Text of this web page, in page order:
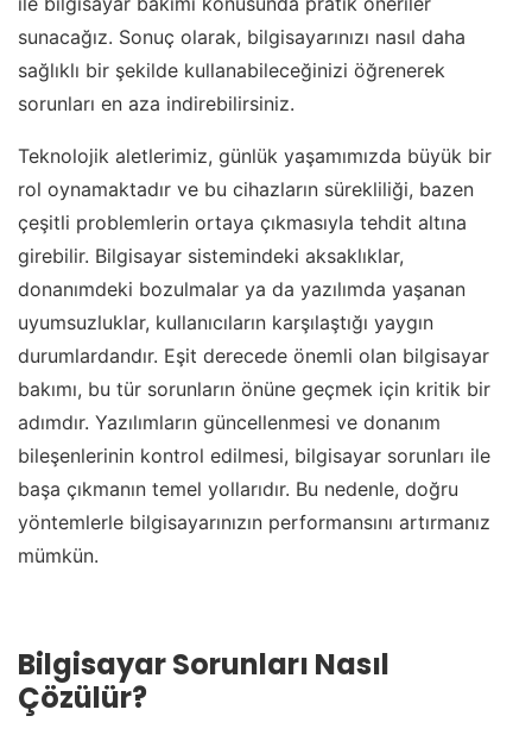
sunacağız. Sonuç olarak, bilgisayarınızı nasıl daha
sağlıklı bir şekilde kullanabileceğinizi öğrenerek
sorunları en aza indirebilirsiniz.
Teknolojik aletlerimiz, günlük yaşamımızda büyük bir
rol oynamaktadır ve bu cihazların sürekliliği, bazen
çeşitli problemlerin ortaya çıkmasıyla tehdit altına
girebilir. Bilgisayar sistemindeki aksaklıklar,
donanımdeki bozulmalar ya da yazılımda yaşanan
uyumsuzluklar, kullanıcıların karşılaştığı yaygın
durumlardandır. Eşit derecede önemli olan bilgisayar
bakımı, bu tür sorunların önüne geçmek için kritik bir
adımdır. Yazılımların güncellenmesi ve donanım
bileşenlerinin kontrol edilmesi, bilgisayar sorunları ile
başa çıkmanın temel yollarıdır. Bu nedenle, doğru
yöntemlerle bilgisayarınızın performansını artırmanız
mümkün.
Bilgisayar Sorunları Nasıl
Çözülür?